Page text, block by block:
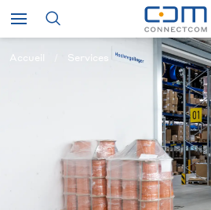
Accueil Services